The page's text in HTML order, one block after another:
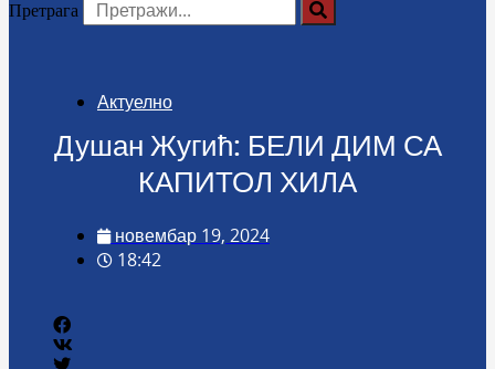
Претрага
Актуелно
Душан Жугић: БЕЛИ ДИМ СА
КАПИТОЛ ХИЛА
новембар 19, 2024
18:42